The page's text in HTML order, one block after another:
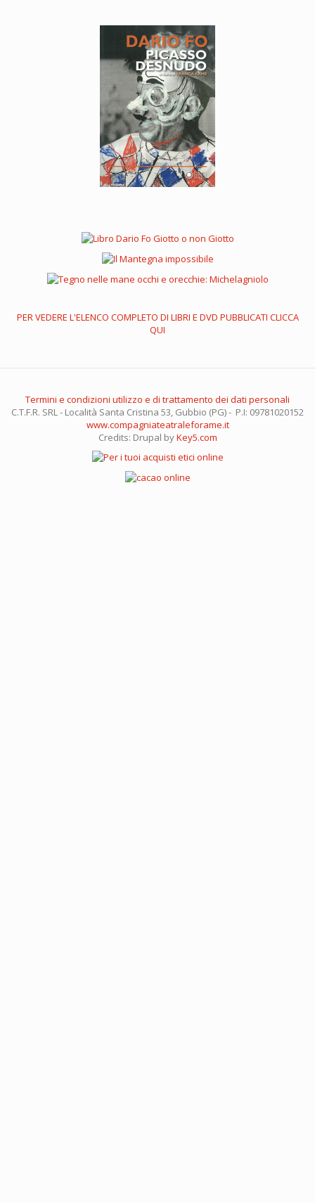
PER VEDERE L'ELENCO COMPLETO DI LIBRI E DVD PUBBLICATI CLICCA
QUI
Termini e condizioni utilizzo e di trattamento dei dati personali
C.T.F.R. SRL - Località Santa Cristina 53, Gubbio (PG) - P.I: 09781020152
www.compagniateatraleforame.it
Credits: Drupal byKey5.com